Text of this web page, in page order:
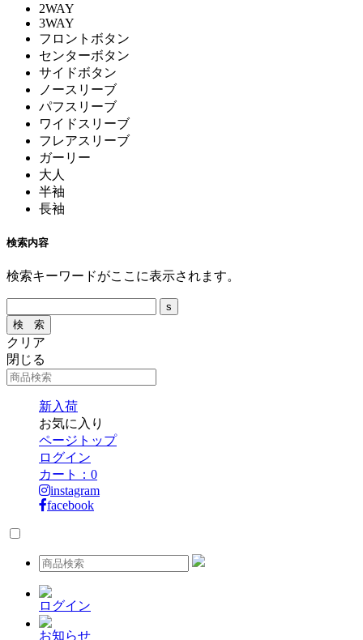
2WAY
3WAY
フロントボタン
センターボタン
サイドボタン
ノースリーブ
パフスリーブ
ワイドスリーブ
フレアスリーブ
ガーリー
大人
半袖
長袖
検索内容
検索キーワードがここに表示されます。
クリア
閉じる
新入荷
お気に入り
ページトップ
ログイン
カート： 0
instagram
facebook
ログイン
お知らせ